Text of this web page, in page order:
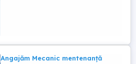
Angajăm Mecanic mentenanță